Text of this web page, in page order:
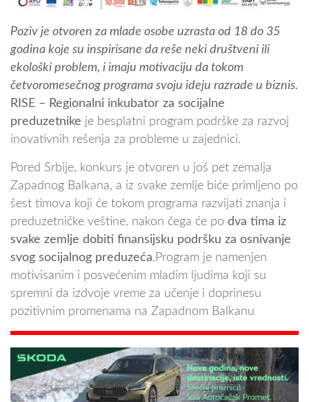
Poziv je otvoren za mlade osobe uzrasta od 18 do 35
godina koje su inspirisane da reše neki društveni ili
ekološki problem, i imaju motivaciju da tokom
četvoromesečnog programa svoju ideju razrade u biznis.
RISE – Regionalni inkubator za socijalne
preduzetnike je besplatni program podrške za razvoj
inovativnih rešenja za probleme u zajednici.
Pored Srbije, konkurs je otvoren u još pet zemalja
Zapadnog Balkana, a iz svake zemlje biće primljeno po
šest timova koji će tokom programa razvijati znanja i
preduzetničke veštine, nakon čega će po dva tima iz
svake zemlje dobiti finansijsku podršku za osnivanje
svog socijalnog preduzeća.Program je namenjen
motivisanim i posvećenim mladim ljudima koji su
spremni da izdvoje vreme za učenje i doprinesu
pozitivnim promenama na Zapadnom Balkanu